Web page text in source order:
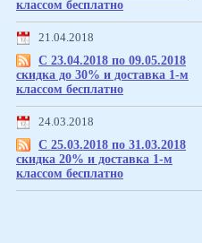
классом бесплатно
21.04.2018
С 23.04.2018 по 09.05.2018
скидка до 30% и доставка 1-м
классом бесплатно
24.03.2018
С 25.03.2018 по 31.03.2018
скидка 20% и доставка 1-м
классом бесплатно